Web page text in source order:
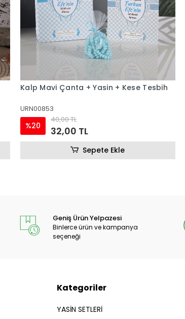
Kalp Mavi Çanta + Yasin + Kese Tesbih
URN00853
%20
40,00 TL
32,00 TL
Sepete Ekle
Geniş Ürün Yelpazesi
Binlerce ürün ve kampanya
seçeneği
Kategoriler
YASİN SETLERİ